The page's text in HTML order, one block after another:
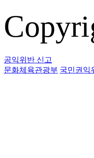
공익위반 신고
문화체육관광부 국민권익